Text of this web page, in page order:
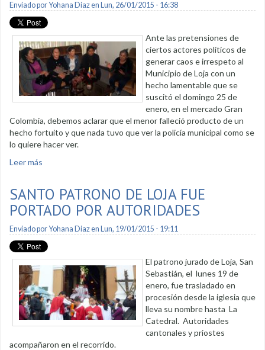
Enviado porYohana Diazen Lun, 26/01/2015 - 16:38
Ante las pretensiones de
ciertos actores políticos de
generar caos e irrespeto al
Municipio de Loja con un
hecho lamentable que se
suscitó el domingo 25 de
enero, en el mercado Gran
Colombia, debemos aclarar que el menor falleció producto de un
hecho fortuito y que nada tuvo que ver la policía municipal como se
lo quiere hacer ver.
Leer más
SANTO PATRONO DE LOJA FUE
PORTADO POR AUTORIDADES
Enviado porYohana Diazen Lun, 19/01/2015 - 19:11
El patrono jurado de Loja, San
Sebastián, el lunes 19 de
enero, fue trasladado en
procesión desde la iglesia que
lleva su nombre hasta La
Catedral. Autoridades
cantonales y priostes
acompañaron en el recorrido.